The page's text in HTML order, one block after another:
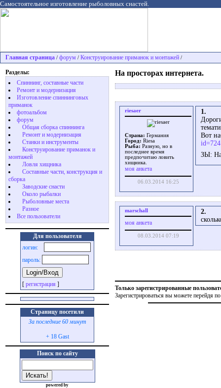
Самостоятельное изготовление рыболовных снастей.
Главная страница / форум / Конструирование приманок и монтажей /
Разделы:
Спиннинг, составные части
Ремонт и модернизация
Изготовление спиннинговых
приманок
фотоальбом
форум
Общая сборка спиннинга
Ремонт и модернизация
Станки и инструменты
Конструирование приманок и
монтажей
Ловля хищника
Cоставные части, конструкция и
сборка
Заводские снасти
Около рыбалки
Рыболовные места
Разное
Все пользователи
Для пользователя
логин:
пароль:
[ регистрация ]
Страницу посетили
За последние 60 минут
+ 18 Gast
Поиск по сайту
powered by
На просторах интернета.
riesaer
Страна: Германия
Город: Riesa
Рыба: Разную, но в
последнее время
предпочитаю ловить
хищника.
моя анкета
06.03.2014 16:25
1.
Вот
ЗЫ: На
marschall
моя анкета
08.03.2014 07:19
2.
Только зарегистрированные
Зарегистрироваться вы можете перейдя